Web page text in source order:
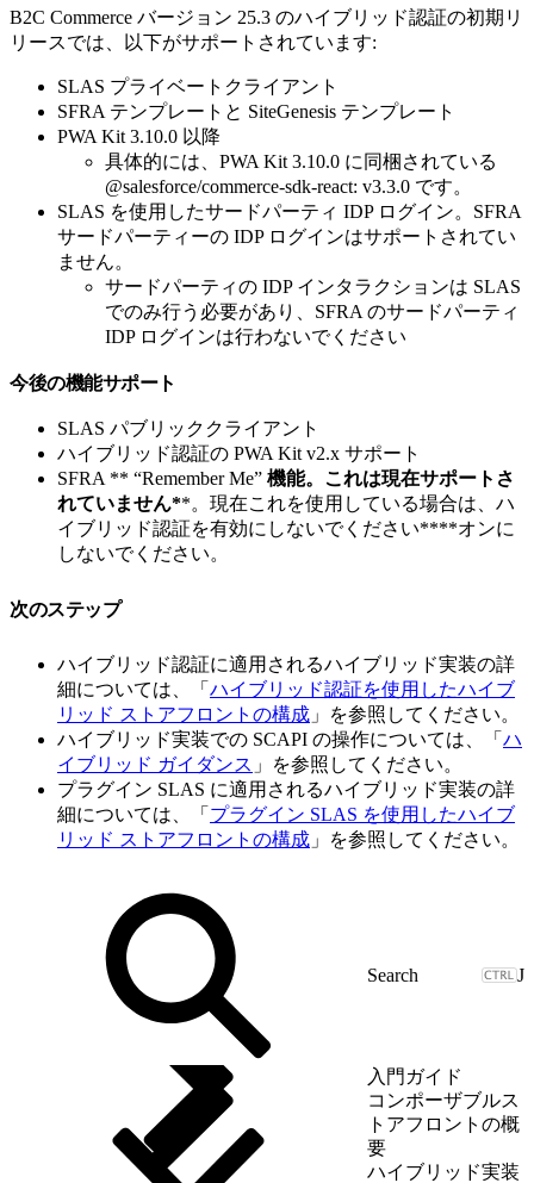
B2C Commerce バージョン 25.3 のハイブリッド認証の初期リ
リースでは、以下がサポートされています:
SLAS プライベートクライアント
SFRA テンプレートと SiteGenesis テンプレート
PWA Kit 3.10.0 以降
具体的には、PWA Kit 3.10.0 に同梱されている
@salesforce/commerce-sdk-react: v3.3.0 です。
SLAS を使用したサードパーティ IDP ログイン。SFRA
サードパーティーの IDP ログインはサポートされてい
ません。
サードパーティの IDP インタラクションは SLAS
でのみ行う必要があり、SFRA のサードパーティ
IDP ログインは行わないでください
今後の機能サポート
SLAS パブリッククライアント
ハイブリッド認証の PWA Kit v2.x サポート
SFRA ** “Remember Me” 機能。これは現在サポートさ
れていません**。現在これを使用している場合は、ハ
イブリッド認証を有効にしないでください****オンに
しないでください。
次のステップ
ハイブリッド認証に適用されるハイブリッド実装の詳
細については、「 ハイブリッド認証を使用したハイブ
リッド ストアフロントの構成 」を参照してください。
ハイブリッド実装での SCAPI の操作については、「 ハ
イブリッド ガイダンス 」を参照してください。
プラグイン SLAS に適用されるハイブリッド実装の詳
細については、「 プラグイン SLAS を使用したハイブ
リッド ストアフロントの構成 」を参照してください。
J
入門ガイド
コンポーザブルス
トアフロントの概
要
ハイブリッド実装